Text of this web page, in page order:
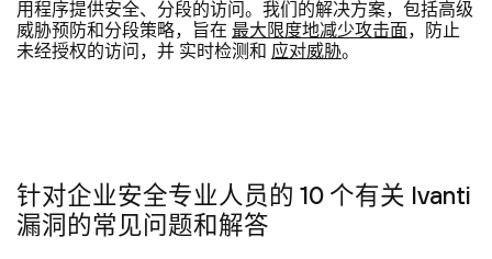
用程序提供安全、分段的访问。我们的解决方案，包括高级
威胁预防和分段策略，旨在 最大限度地减少攻击面，防止
未经授权的访问，并 实时检测和 应对威胁。
针对企业安全专业人员的 10 个有关 Ivanti
漏洞的常见问题和解答